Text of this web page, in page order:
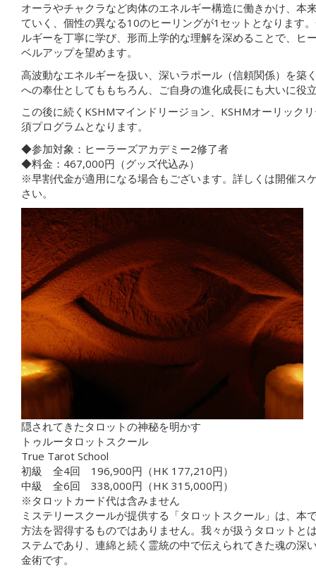
オーラやチャクラなど肉体のエネルギー構造に働きかけ、本
ていく、個性の異なる10のヒーリングが1セットとなります
ルギーを丁寧に学び、形而上学的な理解を深めることで、ヒ
ベルアップを望めます。
高波動なエネルギーを扱い、深いラポール（信頼関係）を築
への奉仕としてももちろん、ご自身の進化成長にも大いに役
この後に続くKSHMマインドリージョン、KSHMオーリック
須プログラムとなります。
◆参加対象：ヒーラーズアカデミー2修了者
◆料金：467,000円（グッズ代込み）
※早割代金が適用になる場合もございます。詳しくは開催ス
さい。
隠されてきたタロットの神秘を明かす
トゥルータロットスクール
True Tarot School
初級 全4回 196,900円（HK 177,210円）
中級 全6回 338,000円（HK 315,000円）
※タロットカード代は含みません
ミステリースクールが提供する「タロットスクール」は、本
方法を習得するものではありません。我々が扱うタロットと
ステムであり、連綿と続く霊統の中で伝えられてきた魂の深
金術です。